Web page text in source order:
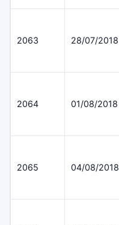
2063 28/07/2018
2064 01/08/2018
2065 04/08/2018